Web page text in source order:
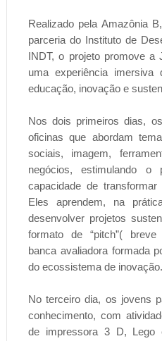
Realizado pela Amazônia
parceria do Instituto de
INDT, o projeto promove a
uma experiência
educação, inovação e
Nos dois primeiros dias,
oficinas que abordam
sociais, imagem,
negócios, estimulando
capacidade de
Eles aprendem, na
desenvolver projetos
formato de “pitch”(
banca avaliadora formada
do ecossistema de inovação.
No terceiro dia, os jovens
conhecimento, com
de impressora 3 D, Lego